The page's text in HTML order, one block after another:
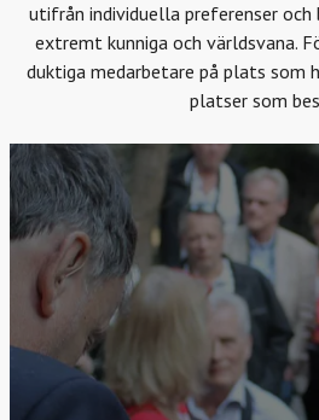
utifrån individuella preferenser och
extremt kunniga och världsvana.
duktiga medarbetare på plats som
platser som